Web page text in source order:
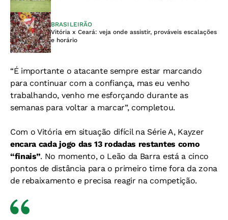
BRASILEIRÃO
Vitória x Ceará: veja onde assistir, prováveis escalações
e horário
“É importante o atacante sempre estar marcando
para continuar com a confiança, mas eu venho
trabalhando, venho me esforçando durante as
semanas para voltar a marcar”, completou.
Com o Vitória em situação difícil na Série A, Kayzer
encara cada jogo das 13 rodadas restantes como
“finais”. No momento, o Leão da Barra está a cinco
pontos de distância para o primeiro time fora da zona
de rebaixamento e precisa reagir na competição.